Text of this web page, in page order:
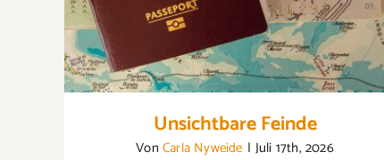
Unsichtbare Feinde
Von Carla Nyweide | Juli 17th, 2026